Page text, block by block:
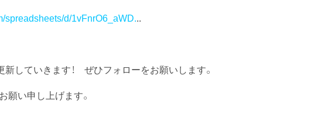
spreadsheets/d/1vFnrO6_aWD...
新していきます！ ぜひフォローをお願いします。
願い申し上げます。